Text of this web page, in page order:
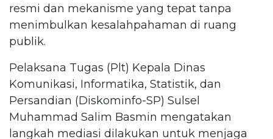
resmi dan mekanisme yang tepat tanpa
menimbulkan kesalahpahaman di ruang
publik.
Pelaksana Tugas (Plt) Kepala Dinas
Komunikasi, Informatika, Statistik, dan
Persandian (Diskominfo-SP) Sulsel
Muhammad Salim Basmin mengatakan
langkah mediasi dilakukan untuk menjaga